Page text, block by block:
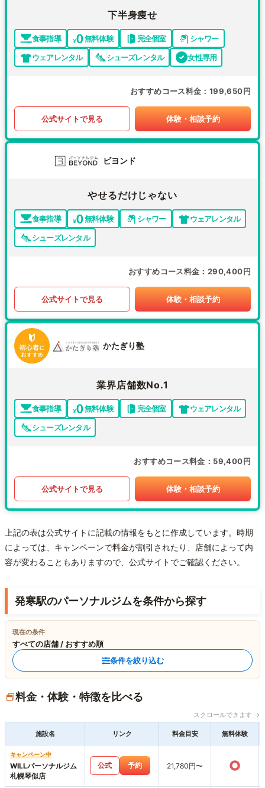
下半身痩せ
食事指導 無料体験 完全個室
シャワー
ウェアレンタル
シューズレンタル 女性専用
おすすめコース料金 199,650円
公式サイトで見る 体験・相談予約
ビヨンド
やせるだけじゃない
食事指導 無料体験 シャワー
ウェアレンタル
シューズレンタル
おすすめコース料金 290,400円
公式サイトで見る 体験・相談予約
かたぎり塾
業界店舗数No.1
食事指導 無料体験 完全個室
ウェアレンタル
シューズレンタル
おすすめコース料金 59,400円
公式サイトで見る 体験・相談予約
上記の表は公式サイトに記載の情報をもとに作成しています。時期
によっては、キャンペーンで料金が割引されたり、店舗によって内
容が変わることもありますので、公式サイトでご確認ください。
発寒駅のパーソナルジムを条件から探す
現在の条件
すべての店舗 / おすすめ順
条件を絞り込む
料金・体験・特徴を比べる
スクロールできます →
施設名 リンク 料金目安 無料体験
キャンペーン中
WILLパーソナルジム
札幌琴似店
公式 予約 21,780円〜 ○